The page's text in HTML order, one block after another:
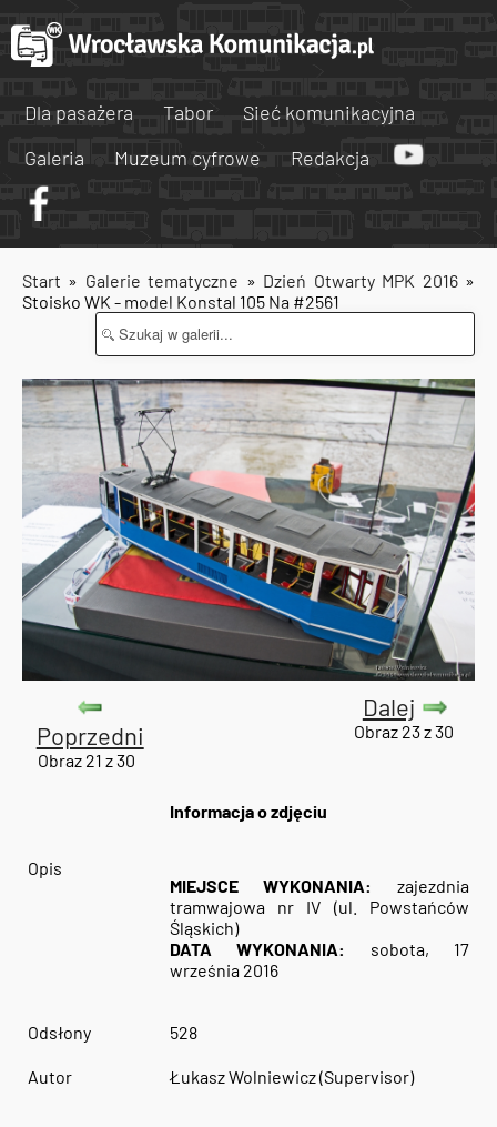
Dla pasażera Tabor
Sieć komunikacyjna
Galeria
Muzeum cyfrowe Redakcja
Start » Galerie tematyczne » Dzień Otwarty MPK 2016»
Stoisko WK - model Konstal 105 Na #2561
Poprzedni
Obraz 21 z 30
Dalej
Obraz 23 z 30
Informacja o zdjęciu
Opis
MIEJSCE WYKONANIA:
zajezdnia
tramwajowa nr IV (ul. Powstańców
Śląskich)
DATA WYKONANIA:
sobota, 17
września 2016
Odsłony 528
Autor Łukasz Wolniewicz (Supervisor)